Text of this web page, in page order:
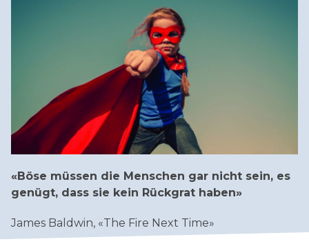
«Böse müssen die Menschen gar nicht sein, es
genügt, dass sie kein Rückgrat haben»
James Baldwin, «The Fire Next Time»